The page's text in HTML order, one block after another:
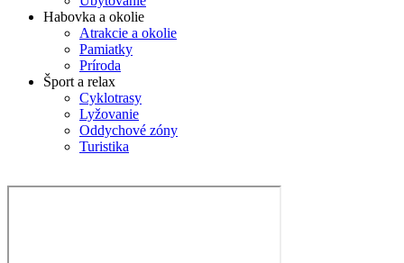
Habovka a okolie
Atrakcie a okolie
Pamiatky
Príroda
Šport a relax
Cyklotrasy
Lyžovanie
Oddychové zóny
Turistika